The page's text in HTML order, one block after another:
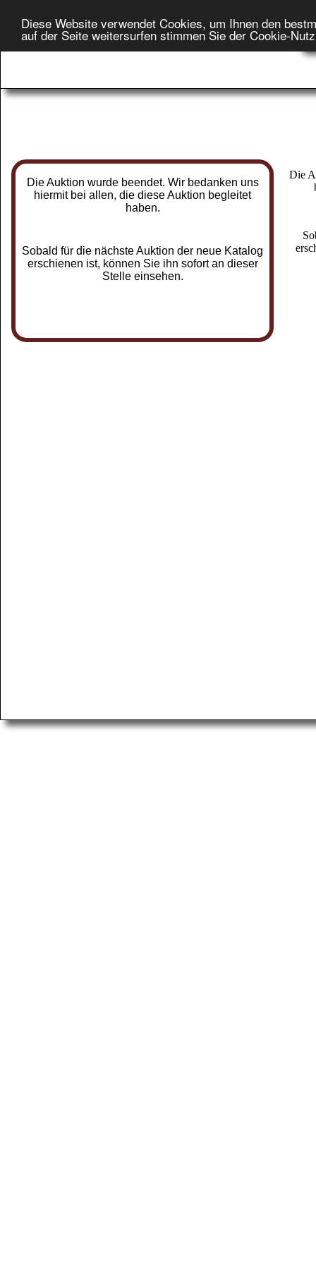
Diese Website verwendet Cookies, um Ihnen den
auf der Seite weitersurfen stimmen Sie der Cookie-
Die Auktion wurde beendet. Wir bedanken uns
hiermit bei allen, die diese Auktion begleitet
haben.
Sobald für die nächste Auktion der neue Katalog
erschienen ist, können Sie ihn sofort an dieser
Stelle einsehen.
Die